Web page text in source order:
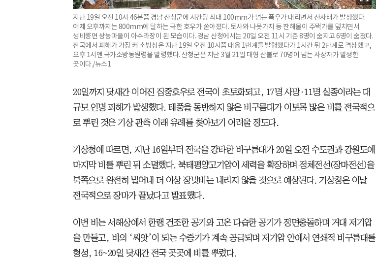
지난 19일 오전 10시 46분쯤 경남 산청군에 시간당 최대 100mm가 넘는 폭우가 내리면서 산사태가 발생했다.
어제 오후까지는 800mm에 달하는 극한 호우가 쏟아졌다. 토사와 나뭇가지 등 잔해물이 주택가를 덮치면서
생비량면 상능마을이 아수라장이 된 모습이다. 경남 산청에서는 20일 오전 11시 기준 8명이 숨지고 6명이 숨졌다.
전국에서 피해가 가장 커 소방청은 지난 19일 오전 10시쯤 대응 1댄계를 발령했다가 1시간 뒤 2단계로 격상했고,
오후 1시엔 국가소방동원령을 발령했다. 산청군은 지난 3월 21일 대형 산불로 70명이 넘는 사상자가 발생한
곳이다./뉴스1
20일까지 닷새간 이어진 집중호우로 전국이 초토화되고, 17명 사망·11명 실종이라는 대
규모 인명 피해가 발생했다. 태풍을 동반하지 않은 비구름대가 이토록 많은 비를 전국적으
로 뿌린 것은 기상 관측 이래 유례를 찾아보기 어려울 정도다.
기상청에 따르면, 지난 16일부터 전국을 강타한 비구름대가 20일 오전 수도권과 강원도에
마지막 비를 뿌린 뒤 소멸했다. 북태평양고기압이 세력을 확장하며 정체전선(장마전선)을
북쪽으로 완전히 밀어내 더 이상 장맛비는 내리지 않을 것으로 예상된다. 기상청은 이날
전국적으로 장마가 끝났다고 발표했다.
이번 비는 서해상에서 한랭 건조한 공기와 고온 다습한 공기가 정면충돌하며 거대 저기압
을 만들고, 비의 ‘씨앗’이 되는 수증기가 계속 공급되며 저기압 안에서 연쇄적 비구름대를
형성, 16~20일 닷새간 전국 곳곳에 비를 뿌렸다.